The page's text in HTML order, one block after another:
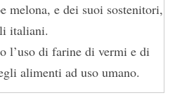
melona, e dei suoi sostenitori,
italiani.
l’uso di farine di vermi e di
alimenti ad uso umano.